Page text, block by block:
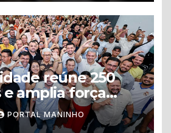
reúne 250
e amplia força
pelo
PORTAL MANINHO